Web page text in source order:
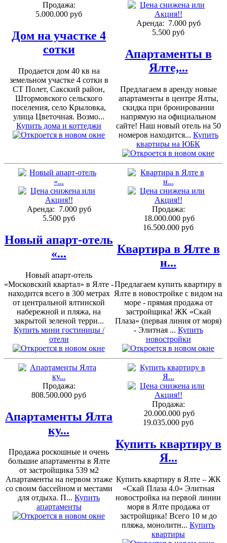
Продажа:
5.000.000 руб
Дом на участке 4
сотки
Продается дом 40 кв на
земельном участке 4 сотки в
СТ Полет, Сакский район,
Штормовского сельского
поселения, село Крыловка,
улица Цветочная. Возмо...
Купить дома и коттеджи
Аренда: 7.000 руб
5.500 руб
Апартаменты в
Ялте,...
Предлагаем в аренду новые
апартаменты в центре Ялты,
скидка при бронировании
напрямую на официальном
сайте! Наш новый отель на 50
номеров находится... Купить
квартиры на ЮБК
Аренда: 7.000 руб
5.500 руб
Новый апарт-отель
«...
Новый апарт-отель
«Московский квартал» в Ялте -
находится всего в 300 метрах
от центральной ялтинской
набережной и пляжа, на
закрытой зеленой терри...
Купить мини гостиницы /
отели
Продажа:
18.000.000 руб
16.500.000 руб
Квартира в Ялте в
н...
Предлагаем купить квартиру в
Ялте в новостройке с видом на
море - прямая продажа от
застройщика! ЖК «Скай
Плаза» (первая линия от моря)
- Элитная ... Купить
новостройки
Продажа:
808.500.000 руб
Апартаменты Ялта
ку...
Продажа роскошные и очень
большие апартаменты в Ялте
от застройщика 539 м2
Апартаменты на первом этаже
со своим бассейном и местами
для отдыха. П... Купить
апартаменты
Продажа:
20.000.000 руб
19.035.000 руб
Купить квартиру в
Я...
Купить квартиру в Ялте – ЖК
«Скай Плаза 4.0» Элитная
новостройка на первой линии
моря в Ялте продажа от
застройщика! Всего 10 м до
пляжа, монолитн... Купить
квартиры